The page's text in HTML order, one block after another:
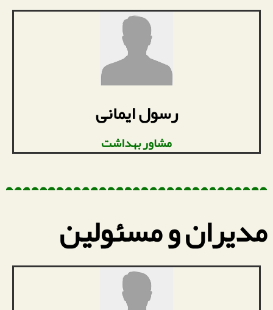
رسول ایمانی
مشاور بهداشت
مدیران و مسئولین